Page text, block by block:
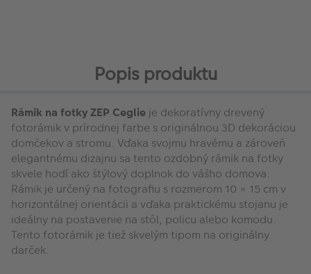
Popis produktu
Rámik na fotky ZEP Ceglie je dekoratívny drevený
fotorámik v prírodnej farbe s originálnou 3D dekoráciou
domčekov a stromu. Vďaka svojmu hravému a zároveň
elegantnému dizajnu sa tento ozdobný rámik na fotky
skvele hodí ako štýlový doplnok do vášho domova.
Rámik je určený na fotografiu s rozmerom 10 × 15 cm v
horizontálnej orientácii a vďaka praktickému stojanu je
ideálny na postavenie na stôl, policu alebo komodu.
Tento fotorámik je tiež skvelým tipom na originálny
darček.